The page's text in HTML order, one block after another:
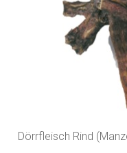
Dörrfleisch Rind